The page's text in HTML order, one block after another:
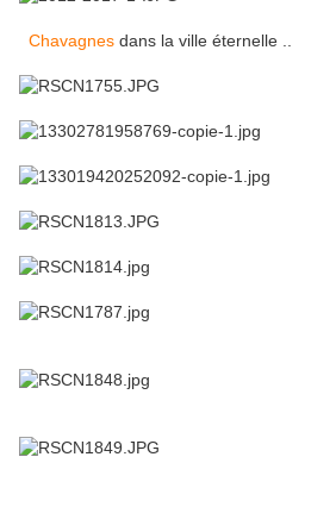
Chavagnes dans la ville éternelle ..